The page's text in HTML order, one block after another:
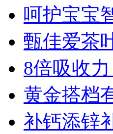
呵护宝宝
甄佳爱茶
8倍吸收
黄金搭档
补钙添锌